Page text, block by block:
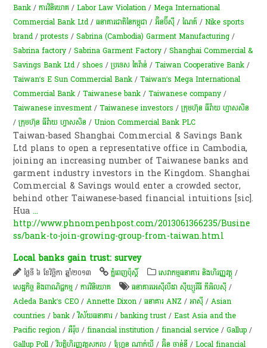
Bank /ការវិនិយោគ /Labor Law Violation /Mega International
Commercial Bank Ltd /ធនាគារជាតិនៃកម្ពុជា /អ៊ិនប៊ីស៊ី /ណៃគ៍ /Nike sports
brand /protests /Sabrina (Cambodia) Garment Manufacturing /
Sabrina factory /Sabrina Garment Factory /Shanghai Commercial &
Savings Bank Ltd /shoes /ប្រទេស តៃវ៉ាន់ /Taiwan Cooperative Bank /
Taiwan’s E Sun Commercial Bank /Taiwan’s Mega International
Commercial Bank /Taiwanese bank /Taiwanese company /
Taiwanese invesment /Taiwanese investors /ក្រុមហ៊ុន ធីវ៉ាយ ហ្វាសសិន
/ក្រុមហ៊ុន ធីវ៉ាយ ហ្វាសសិន/Union Commercial Bank PLC
Taiwan-based Shanghai Commercial & Savings Bank
Ltd plans to open a representative office in Cambodia,
joining an increasing number of Taiwanese banks and
garment industry investors in the Kingdom. Shanghai
Commercial & Savings would enter a crowded sector,
behind other Taiwanese-based financial intuitions [sic].
Hua...
http://www.phnompenhpost.com/2013061366235/Busine
ss/bank-to-join-growing-group-from-taiwan.html
Local banks gain trust: survey
ថ្ងៃទី ៦ ខែវិច្ឆិកា ឆ្នាំ២០១៣ ភ្នំពេញប៉ុស្តិ៍ សេវាកម្មធនាគារ និងហិរញ្ញវត្ថុ /
សេដ្ឋកិច្ច និងពាណិជ្ជកម្ម /ការវិនិយោគ ធនាគារអេស៊ីលីដា ស៊ីឃ្យួរឹធី ភីអិលស៊ី/
Acleda Bank’s CEO /Annette Dixon /ធនាគារ ANZ /អាស៊ី /Asian
countries /bank /វិស័យ​ធនាគារ​ /banking trust /East Asia and the
Pacific region /អឺរ៉ុប /financial institution /financial service /Gallup /
Gallup Poll /វិបត្តិហិរញ្ញវត្ថុសកល /ហ្គ្រែន ណាក់ឃី /អ៊ិន ចាន់នី /Local financial